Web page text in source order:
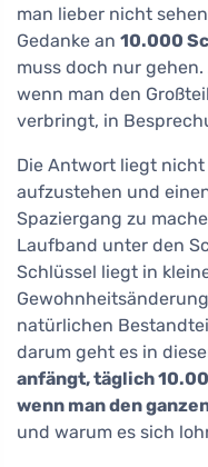
man lieber nicht
Gedanke an 10.000
muss doch nur
wenn man den
verbringt, in
Die Antwort liegt
aufzustehen und
Spaziergang zu
Laufband unter den
Schlüssel liegt in
natürlichen
darum geht es in
anfängt, täglich
wenn man den
und warum es sich